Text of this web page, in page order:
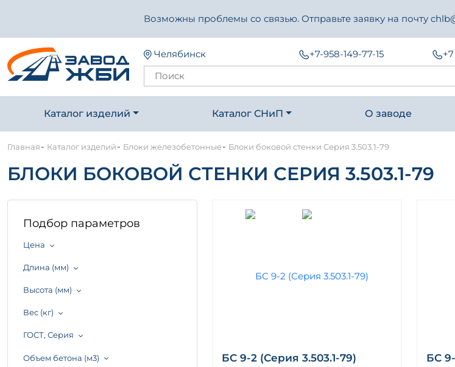
Возможны проблемы со связью. Отправьте заявку на почту
Челябинск +7-958-149-77-15
Каталог изделий Каталог СНиП О заводе
Главная- Каталог изделий- Блоки железобетонные- Блоки боковой стенки Серия 3.503.1-79
БЛОКИ БОКОВОЙ СТЕНКИ СЕРИЯ 3.503.1-79
Подбор параметров
Цена
Длина (мм)
Высота (мм)
Вес (кг)
ГОСТ, Серия
Объем бетона (м3) БС 9-2 (Серия 3.503.1-79) БС 9-